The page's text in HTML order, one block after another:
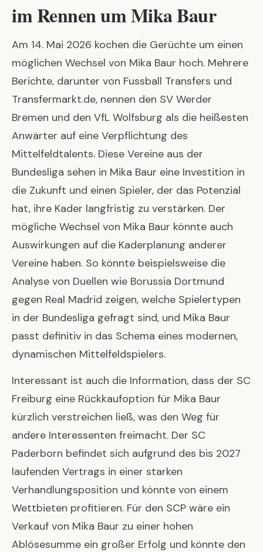
im Rennen um Mika Baur
Am 14. Mai 2026 kochen die Gerüchte um einen
möglichen Wechsel von Mika Baur hoch. Mehrere
Berichte, darunter von Fussball Transfers und
Transfermarkt.de, nennen den SV Werder
Bremen und den VfL Wolfsburg als die heißesten
Anwärter auf eine Verpflichtung des
Mittelfeldtalents. Diese Vereine aus der
Bundesliga sehen in Mika Baur eine Investition in
die Zukunft und einen Spieler, der das Potenzial
hat, ihre Kader langfristig zu verstärken. Der
mögliche Wechsel von Mika Baur könnte auch
Auswirkungen auf die Kaderplanung anderer
Vereine haben. So könnte beispielsweise die
Analyse von Duellen wie Borussia Dortmund
gegen Real Madrid zeigen, welche Spielertypen
in der Bundesliga gefragt sind, und Mika Baur
passt definitiv in das Schema eines modernen,
dynamischen Mittelfeldspielers.
Interessant ist auch die Information, dass der SC
Freiburg eine Rückkaufoption für Mika Baur
kürzlich verstreichen ließ, was den Weg für
andere Interessenten freimacht. Der SC
Paderborn befindet sich aufgrund des bis 2027
laufenden Vertrags in einer starken
Verhandlungsposition und könnte von einem
Wettbieten profitieren. Für den SCP wäre ein
Verkauf von Mika Baur zu einer hohen
Ablösesumme ein großer Erfolg und könnte den